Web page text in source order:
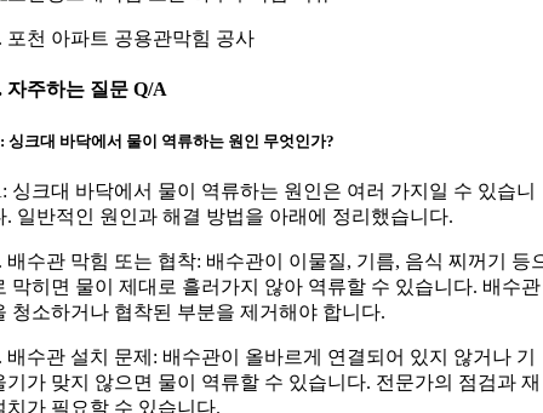
포천 아파트 공용관막힘 공사
자주하는 질문 Q/A
싱크대 바닥에서 물이 역류하는 원인 무엇인가?
싱크대 바닥에서 물이 역류하는 원인은 여러 가지일 수 있습니
. 일반적인 원인과 해결 방법을 아래에 정리했습니다.
배수관 막힘 또는 협착: 배수관이 이물질, 기름, 음식 찌꺼기 등
막히면 물이 제대로 흘러가지 않아 역류할 수 있습니다. 배수관
청소하거나 협착된 부분을 제거해야 합니다.
배수관 설치 문제: 배수관이 올바르게 연결되어 있지 않거나 기
기가 맞지 않으면 물이 역류할 수 있습니다. 전문가의 점검과 재
치가 필요할 수 있습니다.